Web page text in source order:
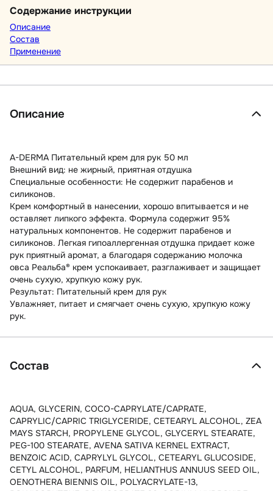
Содержание инструкции
Описание
Состав
Применение
Описание
A-DERMA Питательный крем для рук 50 мл
Внешний вид: не жирный, приятная отдушка
Специальные особенности: Не содержит парабенов и
силиконов.
Крем комфортный в нанесении, хорошо впитывается и не
оставляет липкого эффекта. Формула содержит 95%
натуральных компонентов. Не содержит парабенов и
силиконов. Легкая гипоаллергенная отдушка придает коже
рук приятный аромат, а благодаря содержанию молочка
овса Реальба® крем успокаивает, разглаживает и защищает
очень сухую, хрупкую кожу рук.
Результат: Питательный крем для рук
Увлажняет, питает и смягчает очень сухую, хрупкую кожу
рук.
Состав
AQUA, GLYCERIN, COCO-CAPRYLATE/CAPRATE,
CAPRYLIC/CAPRIC TRIGLYCERIDE, CETEARYL ALCOHOL, ZEA
MAYS STARCH, PROPYLENE GLYCOL, GLYCERYL STEARATE,
PEG-100 STEARATE, AVENA SATIVA KERNEL EXTRACT,
BENZOIC ACID, CAPRYLYL GLYCOL, CETEARYL GLUCOSIDE,
CETYL ALCOHOL, PARFUM, HELIANTHUS ANNUUS SEED OIL,
OENOTHERA BIENNIS OIL, POLYACRYLATE-13,